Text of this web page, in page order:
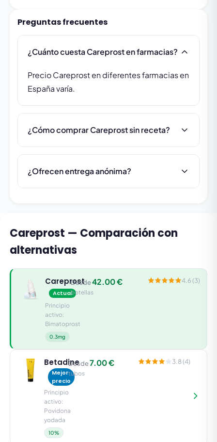
Preguntas frecuentes
¿Cuánto cuesta Careprost en farmacias?
Precio Careprost en diferentes farmacias en
España varía.
¿Cómo comprar Careprost sin receta?
¿Ofrecen entrega anónima?
Careprost — Comparación con
alternativas
Careprost
Actual
Principio
activo:
Bimatoprost
0.3mg
Desde42.00 €
botellas
4.6 (3)
Betadine
Mejor
precio
Principio
activo:
Povidona
yodada
10%
Desde7.00 €
tubos
3.8 (4)